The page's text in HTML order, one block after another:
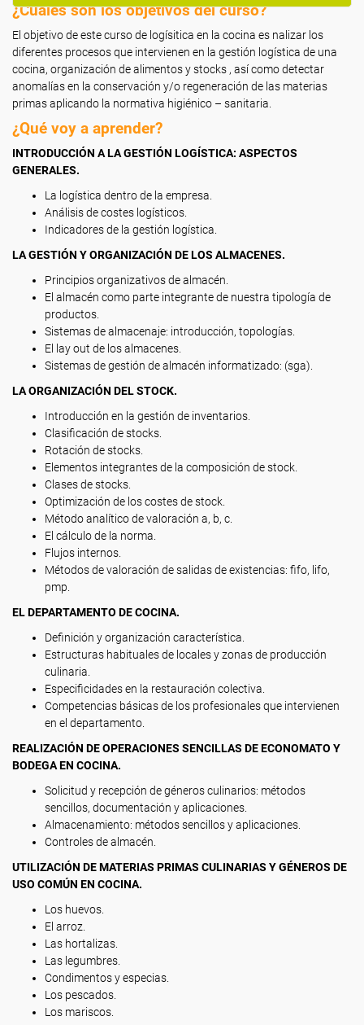
¿Cuáles son los objetivos del curso?
El objetivo de este curso de logísitica en la cocina es nalizar los
diferentes procesos que intervienen en la gestión logística de una
cocina, organización de alimentos y stocks , así como detectar
anomalías en la conservación y/o regeneración de las materias
primas aplicando la normativa higiénico – sanitaria.
¿Qué voy a aprender?
INTRODUCCIÓN A LA GESTIÓN LOGÍSTICA: ASPECTOS
GENERALES.
La logística dentro de la empresa.
Análisis de costes logísticos.
Indicadores de la gestión logística.
LA GESTIÓN Y ORGANIZACIÓN DE LOS ALMACENES.
Principios organizativos de almacén.
El almacén como parte integrante de nuestra tipología de
productos.
Sistemas de almacenaje: introducción, topologías.
El lay out de los almacenes.
Sistemas de gestión de almacén informatizado: (sga).
LA ORGANIZACIÓN DEL STOCK.
Introducción en la gestión de inventarios.
Clasificación de stocks.
Rotación de stocks.
Elementos integrantes de la composición de stock.
Clases de stocks.
Optimización de los costes de stock.
Método analítico de valoración a, b, c.
El cálculo de la norma.
Flujos internos.
Métodos de valoración de salidas de existencias: fifo, lifo,
pmp.
EL DEPARTAMENTO DE COCINA.
Definición y organización característica.
Estructuras habituales de locales y zonas de producción
culinaria.
Especificidades en la restauración colectiva.
Competencias básicas de los profesionales que intervienen
en el departamento.
REALIZACIÓN DE OPERACIONES SENCILLAS DE ECONOMATO Y
BODEGA EN COCINA.
Solicitud y recepción de géneros culinarios: métodos
sencillos, documentación y aplicaciones.
Almacenamiento: métodos sencillos y aplicaciones.
Controles de almacén.
UTILIZACIÓN DE MATERIAS PRIMAS CULINARIAS Y GÉNEROS DE
USO COMÚN EN COCINA.
Los huevos.
El arroz.
Las hortalizas.
Las legumbres.
Condimentos y especias.
Los pescados.
Los mariscos.